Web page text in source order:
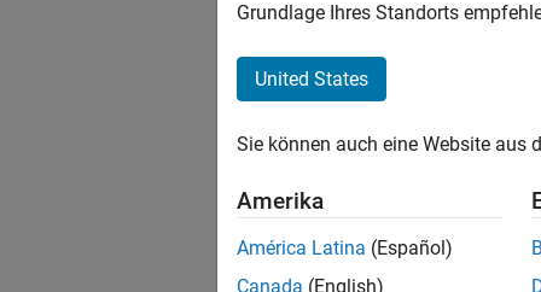
Stellen
Es
Region
Grundlage Ihres Standorts
United States
Sie können auch eine Website aus
Amerika
América Latina (Español)
Canada (English)